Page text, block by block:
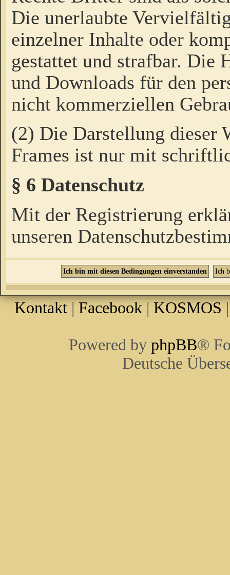
Die unerlaubte
einzelner Inhalte oder
gestattet und strafbar. Die
und Downloads für den
nicht kommerziellen
(2) Die Darstellung dieser
Frames ist nur mit
§ 6 Datenschutz
Mit der Registrierung
unseren
Kontakt | Facebook | KOSMOS
Powered by phpBB®
Deutsche